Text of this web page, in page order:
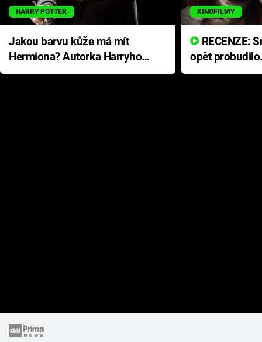
HARRY POTTER
Jakou barvu kůže má mít
Hermiona? Autorka Harryho
Pottera přišla s ráznou
KINOFILMY
opět
přichází s